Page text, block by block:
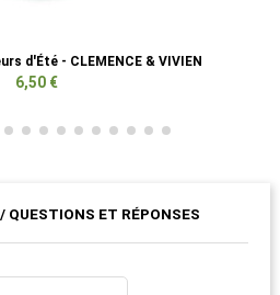
d'Été - CLEMENCE & VIVIEN
6,50 €
QUESTIONS ET RÉPONSES